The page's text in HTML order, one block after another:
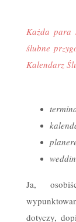
Każda para
ślubne
Kalendarz
Ja,
dotyczy,